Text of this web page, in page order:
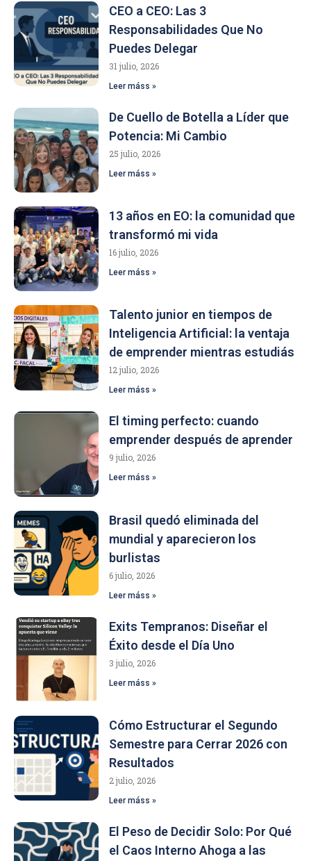
CEO a CEO: Las 3
Responsabilidades Que No
Puedes Delegar
31 julio, 2026
Leer máss »
De Cuello de Botella a Líder que
Potencia: Mi Cambio
25 julio, 2026
Leer máss »
13 años en EO: la comunidad que
transformó mi vida
16 julio, 2026
Leer máss »
Talento junior en tiempos de
Inteligencia Artificial: la ventaja
de emprender mientras estudiás
12 julio, 2026
Leer máss »
El timing perfecto: cuando
emprender después de aprender
9 julio, 2026
Leer máss »
Brasil quedó eliminada del
mundial y aparecieron los
burlistas
6 julio, 2026
Leer máss »
Exits Tempranos: Diseñar el
Éxito desde el Día Uno
3 julio, 2026
Leer máss »
Cómo Estructurar el Segundo
Semestre para Cerrar 2026 con
Resultados
2 julio, 2026
Leer máss »
El Peso de Decidir Solo: Por Qué
el Caos Interno Ahoga a las